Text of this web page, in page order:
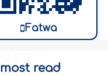
Fatwa
read